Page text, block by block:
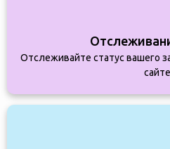
Отслеживайте статус вашего
сайте